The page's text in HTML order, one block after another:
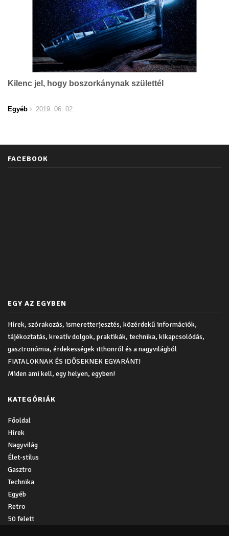
Kilenc jel, hogy boszorkánynak születtél
Egyéb 2019. 06. 02.
FACEBOOK
EGY AZ EGYBEN
Hírek, szórakozás, ismeretterjesztés, közérdekű információk,
tájékoztatás, kreatív dolgok, praktikák, technika, kikapcsolódás,
gasztronómia, érdekességek itthonról és a nagyvilágból
FIATALOKNAK ÉS IDŐSEKNEK EGYARÁNT!
Miden ami kell, egy helyen, egyben!
KATEGÓRIÁK
Főoldal
Hírek
Nagyvilág
Élet-stílus
Gasztro
Technika
Egyéb
Retro
50 felett